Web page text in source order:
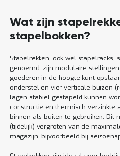
Wat zijn
stapelbokken?
Stapelrekken, ook wel stapelracks,
genoemd, zijn modulaire
goederen in de hoogte kunt
onderstel en vier verticale buizen
lagen stabiel gestapeld kunnen
constructie en thermisch verzinkte
binnen als buiten te gebruiken. Dit
(tijdelijk) vergroten van de
magazijn, bijvoorbeeld bij